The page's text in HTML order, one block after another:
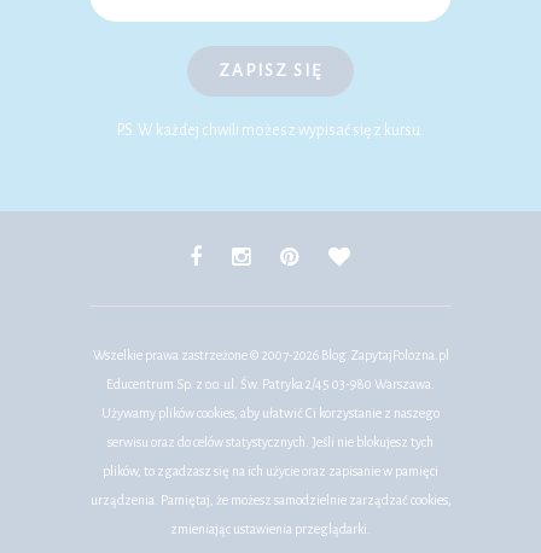
ZAPISZ SIĘ
P.S. W każdej chwili możesz wypisać się z kursu.
Wszelkie prawa zastrzeżone © 2007-2026 Blog.ZapytajPolozna.pl
Educentrum Sp. z o.o. ul. Św. Patryka 2/45 03-980 Warszawa.
Używamy plików cookies, aby ułatwić Ci korzystanie z naszego
serwisu oraz do celów statystycznych. Jeśli nie blokujesz tych
plików, to zgadzasz się na ich użycie oraz zapisanie w pamięci
urządzenia. Pamiętaj, że możesz samodzielnie zarządzać cookies,
zmieniając ustawienia przeglądarki.